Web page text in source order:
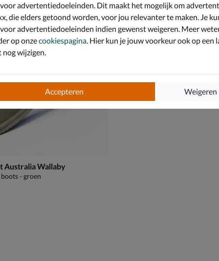
Australia Wallaby
- groen
advertentiedoeleinden. Dit maakt het mogelijk om
die elders getoond worden, voor jou relevanter te maken. Je
advertentiedoeleinden indien gewenst weigeren. Meer
op onzecookiespagina. Hier kun je jouw voorkeur ook op een
nog wijzigen.
Accepteren Weigeren